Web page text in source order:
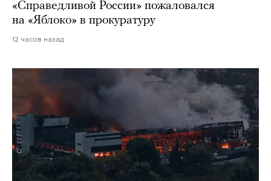
«Справедливой России» пожаловался
на «Яблоко» в прокуратуру
12 часов назад